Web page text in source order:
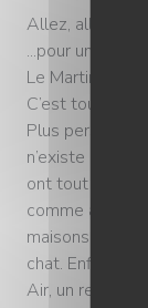
Allez, allons à
...pour un
Le Martin Bel
C’est tout de
Plus personne.
n’existe plus.
ont tout
comme
maisons, des
chat. Enfin
Air, un